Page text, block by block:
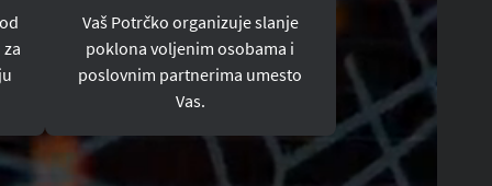
Vaš Potrčko organizuje slanje
poklona voljenim osobama i
poslovnim partnerima umesto
Vas.